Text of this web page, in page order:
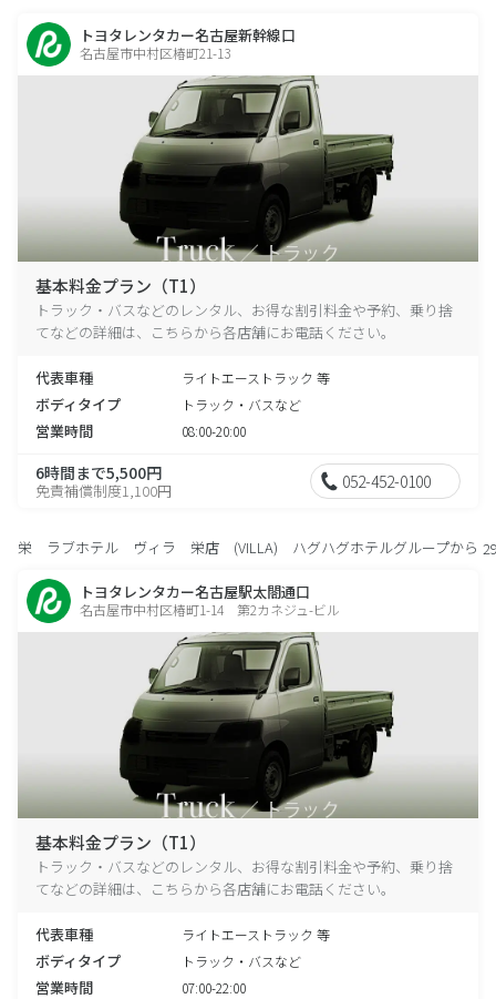
トヨタレンタカー名古屋新幹線口
名古屋市中村区椿町21-13
基本料金プラン（T1）
トラック・バスなどのレンタル、お得な割引料金や予約、乗り捨
てなどの詳細は、こちらから各店舗にお電話ください。
代表車種 ライトエーストラック 等
ボディタイプ トラック・バスなど
営業時間 08:00-20:00
6時間まで5,500円
免責補償制度1,100円 052-452-0100
栄 ラブホテル ヴィラ 栄店 (VILLA) ハグハグホテルグループから
トヨタレンタカー名古屋駅太閤通口
名古屋市中村区椿町1-14 第2カネジュ-ビル
基本料金プラン（T1）
トラック・バスなどのレンタル、お得な割引料金や予約、乗り捨
てなどの詳細は、こちらから各店舗にお電話ください。
代表車種 ライトエーストラック 等
ボディタイプ トラック・バスなど
営業時間 07:00-22:00